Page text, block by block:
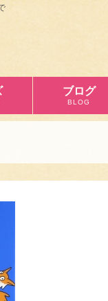
ブログ
BLOG